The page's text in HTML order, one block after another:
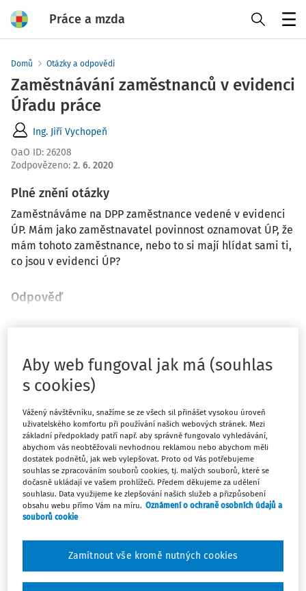
Práce a mzda
Domů Otázky a odpovědi
Zaměstnávání zaměstnanců v evidenci
Úřadu práce
Ing. Jiří Vychopeň
OaO ID: 26208
Zodpovězeno: 2. 6. 2020
Plné znění otázky
Zaměstnáváme na DPP zaměstnance vedené v evidenci
ÚP. Mám jako zaměstnavatel povinnost oznamovat ÚP, že
mám tohoto zaměstnance, nebo to si mají hlídat sami ti,
co jsou v evidenci ÚP?
Odpověď
Zatím jste si přečetli jen začátek…
Celý dokument je jen pro předplatitele.
Zaregistrujte se a získejte
zdarma plný přístup na 14 dnů.
Díky tomu získáte
Aby web fungoval jak má (souhlas
s cookies)
Vážený návštěvníku, snažíme se ze všech sil přinášet vysokou úroveň
uživatelského komfortu při používání našich webových stránek. Mezi
základní předpoklady patří např. aby správně fungovalo vyhledávání,
abychom vás neobtěžovali nevhodnou reklamou nebo abychom měli
dostatek podnětů, jak web vylepšovat. Proto od Vás potřebujeme
souhlas se zpracováním souborů cookies, tj. malých souborů, které se
dočasně ukládají ve vašem prohlížeči. Předem děkujeme za udělení
souhlasu. Data využijeme ke zlepšování našich služeb a přizpůsobení
obsahu webu přímo Vám na míru. Oznámení o ochraně osobních údajů a
souborů cookie
Zamítnout vše kromě nutných cookies